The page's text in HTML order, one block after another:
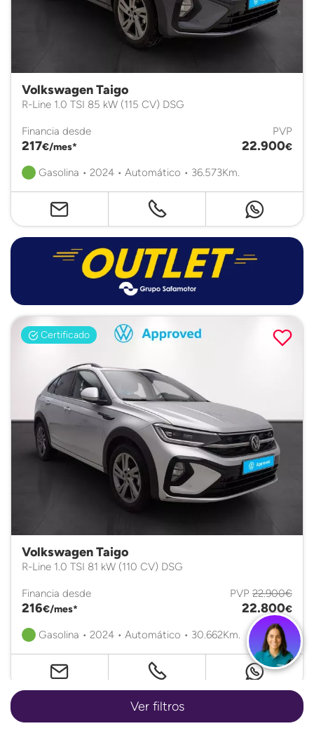
Volkswagen Taigo
R-Line 1.0 TSI 85 kW (115 CV) DSG
Financia desde
217€/mes*
PVP
22.900€
Gasolina • 2024 • Automático • 36.573Km.
Certificado
Volkswagen Taigo
R-Line 1.0 TSI 81 kW (110 CV) DSG
Financia desde
216€/mes*
PVP 22.900€
22.800€
Gasolina • 2024 • Automático • 30.662Km.
Ver filtros